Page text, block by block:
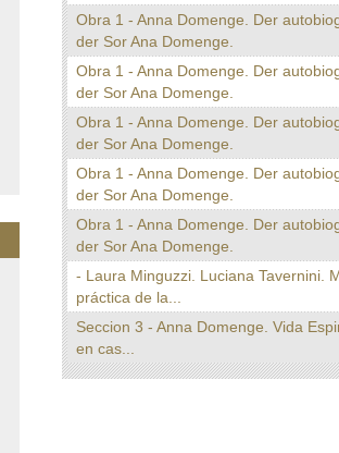
Obra 1 - Anna Domenge. Der
der Sor Ana Domenge.
Obra 1 - Anna Domenge. Der
der Sor Ana Domenge.
Obra 1 - Anna Domenge. Der
der Sor Ana Domenge.
Obra 1 - Anna Domenge. Der
der Sor Ana Domenge.
Obra 1 - Anna Domenge. Der
der Sor Ana Domenge.
- Laura Minguzzi. Luciana Tavernini.
práctica de la...
Seccion 3 - Anna Domenge. Vida
en cas...